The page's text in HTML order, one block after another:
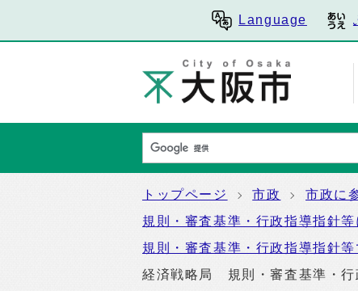
Language
トップページ 市政 市政に
規則・審査基準・行政指導指針
規則・審査基準・行政指導指針
経済戦略局 規則・審査基準・行